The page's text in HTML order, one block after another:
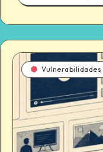
Vulnerabilidades